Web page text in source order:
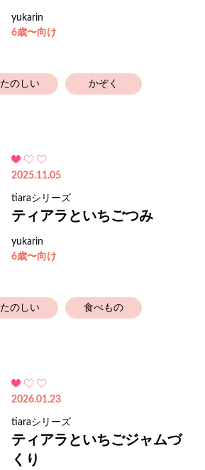
yukarin
6歳〜向け
たのしい かぞく
2025.11.05
tiaraシリーズ
ティアラといちごつみ
yukarin
6歳〜向け
たのしい 食べもの
2026.01.23
tiaraシリーズ
ティアラといちごジャムづ
くり